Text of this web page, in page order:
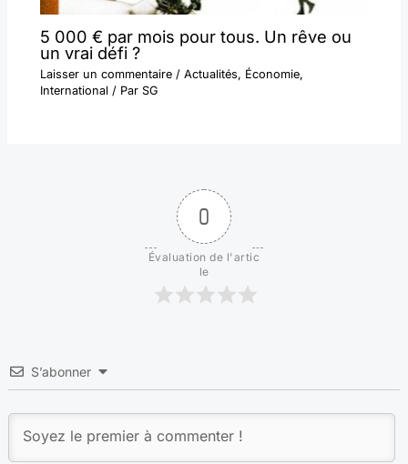
5 000 € par mois pour tous. Un rêve ou
un vrai défi ?
Laisser un commentaire /Actualités, Économie,
International / Par SG
0
Évaluation de l'artic
le
S’abonner